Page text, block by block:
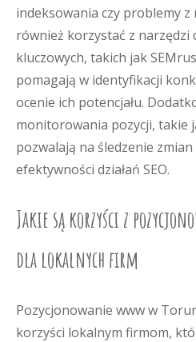
indeksowania czy problemy
również korzystać z narzędzi
kluczowych, takich jak
pomagają w identyfikacji
ocenie ich potencjału.
monitorowania pozycji, takie
pozwalają na śledzenie
efektywności działań SEO.
Jakie są korzyści z
dla lokalnych firm
Pozycjonowanie www w
korzyści lokalnym firmom,